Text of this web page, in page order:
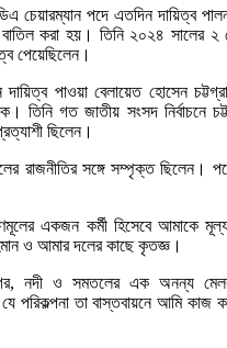
চেয়ারম্যান পদে এতদিন দায়িত্ব
করা হয়। তিনি ২০২৪ সালের ২
পেয়েছিলেন।
পাওয়া বেলায়েত হোসেন
তিনি গত জাতীয় সংসদ নির্বাচনে
ছিলেন।
রাজনীতির সঙ্গে সম্পৃক্ত ছিলেন।
একজন কর্মী হিসেবে আমাকে
ও আমার দলের কাছে কৃতজ্ঞ।
নদী ও সমতলের এক অনন্য
যে পরিকল্পনা তা বাস্তবায়নে আমি